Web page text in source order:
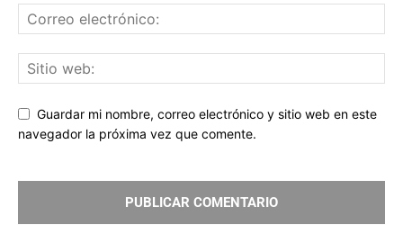
Guardar mi nombre, correo electrónico y sitio web en este
navegador la próxima vez que comente.